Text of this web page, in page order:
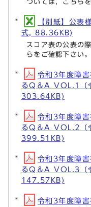
ついては，こちら
【別紙】公表
式, 88.36KB)
スコア表の公表の
らをご確認下さい。
令和3年度障
るQ＆A VOL.1（
303.64KB)
令和3年度障
るQ＆A VOL.2（
399.51KB)
令和3年度障
るQ＆A VOL.3（
147.57KB)
令和3年度障